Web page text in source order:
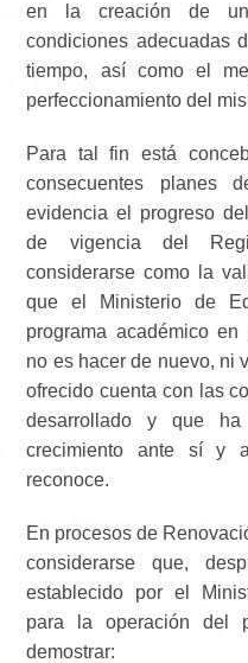
en la creación de un
condiciones adecuadas
tiempo, así como el
perfeccionamiento del
Para tal fin está
consecuentes planes
evidencia el progreso
de vigencia del
considerarse como la
que el Ministerio de
programa académico
no es hacer de nuevo, ni
ofrecido cuenta con las
desarrollado y que
crecimiento ante sí y
reconoce.
En procesos de
considerarse que,
establecido por el
para la operación del
demostrar: